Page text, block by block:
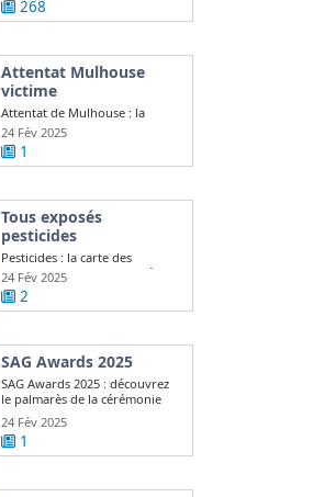
268
Attentat Mulhouse
victime
Attentat de Mulhouse : la
victime, Lino Sousa Loureiro,
était "quelqu ...
24 Fév 2025
1
Tous exposés
pesticides
Pesticides : la carte des
communes les plus exposées
24 Fév 2025
2
SAG Awards 2025
SAG Awards 2025 : découvrez
le palmarès de la cérémonie
24 Fév 2025
1